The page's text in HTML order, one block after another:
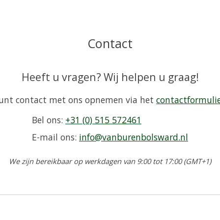
Contact
Heeft u vragen? Wij helpen u graag!
contact met ons opnemen via het
Bel ons: +31 (0) 515 572461
E-mail ons: info@vanburenbolsward.nl
We zijn bereikbaar op werkdagen van 9:00 tot 17:00 (GMT+1)